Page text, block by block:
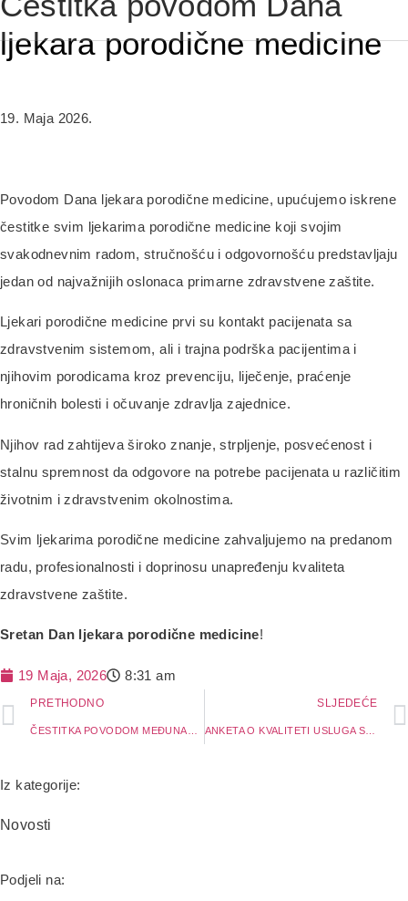
ljekara porodične medicine
19. Maja 2026.
Povodom Dana ljekara porodične medicine, upućujemo iskrene
čestitke svim ljekarima porodične medicine koji svojim
svakodnevnim radom, stručnošću i odgovornošću predstavljaju
jedan od najvažnijih oslonaca primarne zdravstvene zaštite.
Ljekari porodične medicine prvi su kontakt pacijenata sa
zdravstvenim sistemom, ali i trajna podrška pacijentima i
njihovim porodicama kroz prevenciju, liječenje, praćenje
hroničnih bolesti i očuvanje zdravlja zajednice.
Njihov rad zahtijeva široko znanje, strpljenje, posvećenost i
stalnu spremnost da odgovore na potrebe pacijenata u različitim
životnim i zdravstvenim okolnostima.
Svim ljekarima porodične medicine zahvaljujemo na predanom
radu, profesionalnosti i doprinosu unapređenju kvaliteta
zdravstvene zaštite.
Sretan Dan ljekara porodične medicine!
19 Maja, 2026 8:31 am
PRETHODNO SLJEDEĆE
Iz kategorije:
Novosti
Podjeli na: